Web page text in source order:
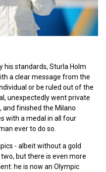
his standards, Sturla Holm
a clear message from the
or be ruled out of the
unexpectedly went private
and finished the Milano
with a medal in all four
ever to do so.
- albeit without a gold
but there is even more
he is now an Olympic